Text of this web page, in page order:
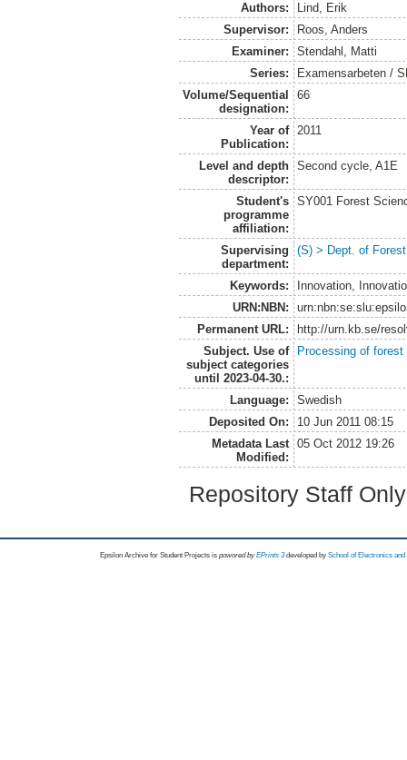
Authors:
Lind, Erik
Supervisor:
Roos, Anders
Examiner:
Stendahl, Matti
Series:
Examensarbeten /
Volume/Sequential
designation:
66
Year of
Publication:
2011
Level and depth
descriptor:
Second cycle, A1E
Student's
programme
affiliation:
SY001 Forest
Supervising
department:
(S) > Dept. of
Keywords:
Innovation,
URN:NBN:
Permanent URL:
http://urn.kb.se/
Subject. Use of
subject categories
until 2023-04-30.:
Processing of forest
Language:
Swedish
Deposited On:
10 Jun 2011 08:15
Metadata Last
Modified:
05 Oct 2012 19:26
Repository Staff
Epsilon Archive for Student Projects is powored byEPrints 3 developed by School of Electronics